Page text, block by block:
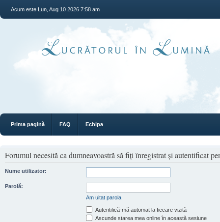
Acum este Lun, Aug 10 2026 7:58 am
Prima pagină FAQ Echipa
Forumul necesită ca dumneavoastră să fiţi înregistrat şi autentificat
Nume utilizator:
Parolă:
Am uitat parola
Autentifică-mă automat la fiecare vizită
Ascunde starea mea online în această sesiune